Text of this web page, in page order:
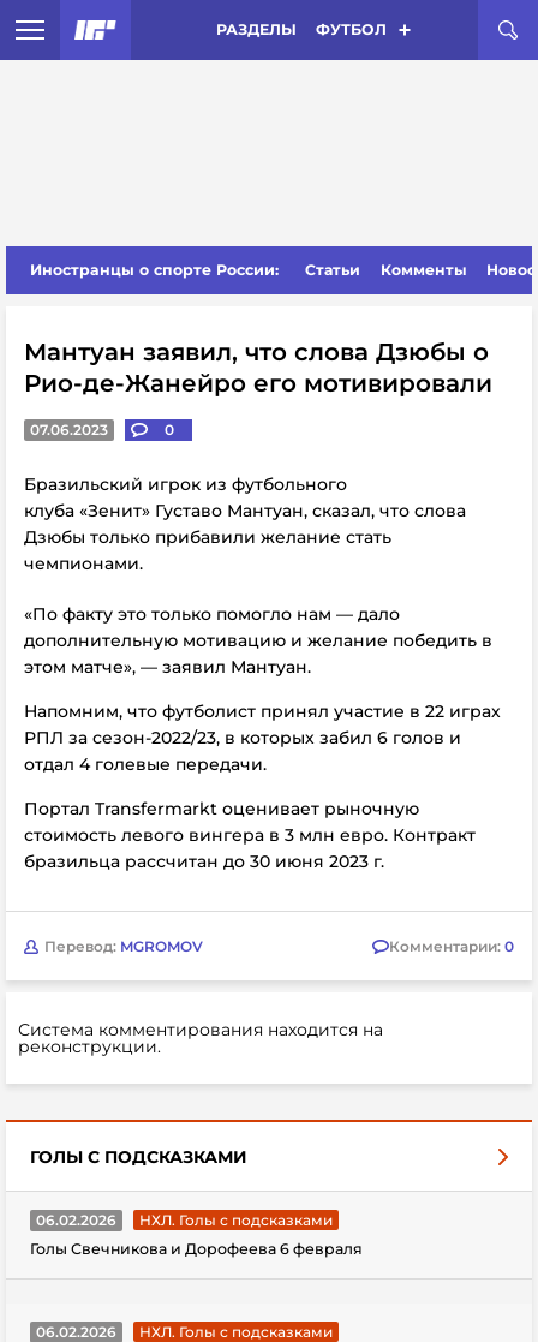
РАЗДЕЛЫ ФУТБОЛ
Иностранцы о спорте России: Статьи Комменты
Мантуан заявил, что слова Дзюбы о
Рио-де-Жанейро его мотивировали
07.06.2023 0
Бразильский игрок из футбольного
клуба «Зенит» Густаво Мантуан, сказал, что слова
Дзюбы только прибавили желание стать
чемпионами.
«По факту это только помогло нам — дало
дополнительную мотивацию и желание победить в
этом матче», — заявил Мантуан.
Напомним, что футболист принял участие в 22 играх
РПЛ за сезон-2022/23, в которых забил 6 голов и
отдал 4 голевые передачи.
Портал Transfermarkt оценивает рыночную
стоимость левого вингера в 3 млн евро. Контракт
бразильца рассчитан до 30 июня 2023 г.
Перевод: MGROMOV Комментарии: 0
Система комментирования находится на
реконструкции.
ГОЛЫ С ПОДСКАЗКАМИ
06.02.2026
НХЛ. Голы с подсказками
Голы Свечникова и Дорофеева 6 февраля
06.02.2026
НХЛ. Голы с подсказками